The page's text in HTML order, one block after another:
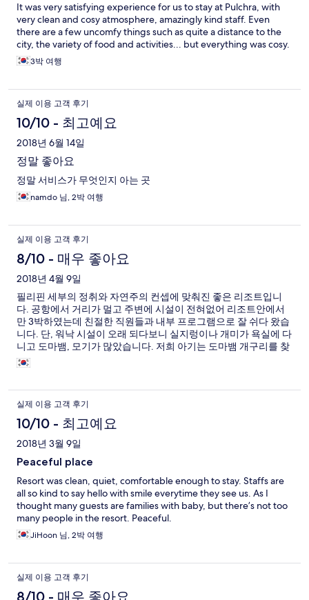
It was very satisfying experience for us to stay at Pulchra, with
very clean and cosy atmosphere, amazingly kind staff. Even
there are a few uncomfy things such as quite a distance to the
city, the variety of food and activities... but everything was cosy.
3박 여행
실제 이용 고객 후기
10/10 - 최고예요
2018년 6월 14일
정말 좋아요
정말 서비스가 무엇인지 아는 곳
namdo 님, 2박 여행
실제 이용 고객 후기
8/10 - 매우 좋아요
2018년 4월 9일
필리핀 세부의 정취와 자연주의 컨셉에 맞춰진 좋은 리조트입니
다. 공항에서 거리가 멀고 주변에 시설이 전혀없어 리조트안에서
만 3박하였는데 친절한 직원들과 내부 프로그램으로 잘 쉬다 왔습
니다. 단, 워낙 시설이 오래 되다보니 실지렁이나 개미가 욕실에 다
니고 도마뱀, 모기가 많았습니다. 저희 아기는 도마뱀 개구리를 찾
으러 손전등들고 다니며 즐거운 추억을 만들었는데 현대적이고 깨
끗한 리조트를 원하는 분들께는 비추합니다. 풀문디너라고 보름달
좋았습니다. 일부 식당 직원이 불친절하기도 했는데 대다수의 직
원분들은 정말 섬세하고 친절합니다. 아기가 어린 가족이나 커플
들에게 추천합니
실제 이용 고객 후기
10/10 - 최고예요
2018년 3월 9일
Peaceful place
Resort was clean, quiet, comfortable enough to stay. Staffs are
all so kind to say hello with smile everytime they see us. As I
thought many guests are families with baby, but there’s not too
many people in the resort. Peaceful.
JiHoon 님, 2박 여행
실제 이용 고객 후기